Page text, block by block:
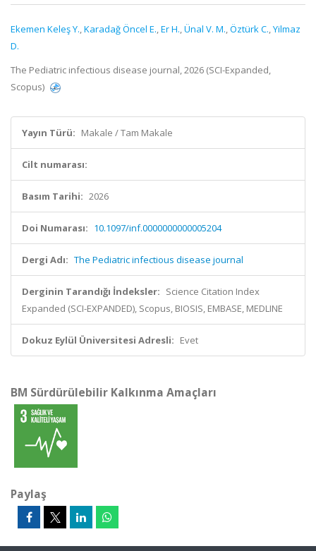
Ekemen Keleş Y.,Karadağ Öncel E.,Er H.,Ünal V. M.,Öztürk C.,Yilmaz
D.
The Pediatric infectious disease journal, 2026 (SCI-Expanded,
Scopus)
Yayın Türü: Makale / Tam Makale
Cilt numarası:
Basım Tarihi: 2026
Doi Numarası: 10.1097/inf.0000000000005204
Dergi Adı: The Pediatric infectious disease journal
Derginin Tarandığı İndeksler: Science Citation Index
Expanded (SCI-EXPANDED), Scopus, BIOSIS, EMBASE, MEDLINE
Dokuz Eylül Üniversitesi Adresli: Evet
BM Sürdürülebilir Kalkınma Amaçları
Paylaş